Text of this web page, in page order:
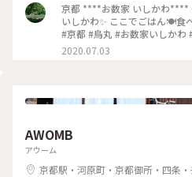
京都 ****お数家 いしかわ**** やっぱり来ちゃいました お数家
いしかわ✨ ここでごはん🍽️食べたくて ﾗﾝﾁ軽め&ﾎﾃﾙはから京✨
#京都 #烏丸 #お数家いしかわ
2020.07.03
AWOMB
アウーム
京都駅・河原町・京都御所・四条